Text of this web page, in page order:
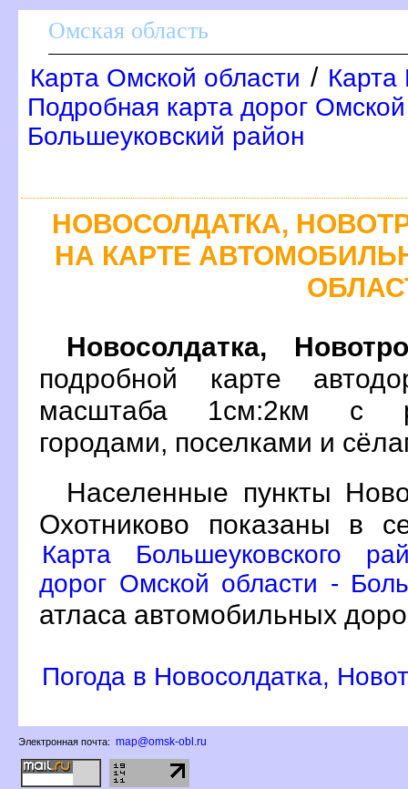
Омская область
Карта Омской области / Карта
Подробная карта дорог
Большеуковский район
НОВОСОЛДАТКА,
НА КАРТЕ
Новосолдатка,
подробной карте
масштаба 1см:2км с
ородами, поселками и
Населенные пункты
Охотниково показаны в
Карта Большеуковского
дорог Омской области -
атласа автомобильных
Погода в Новосолдатка,
Электронная почта: map@omsk-obl.ru